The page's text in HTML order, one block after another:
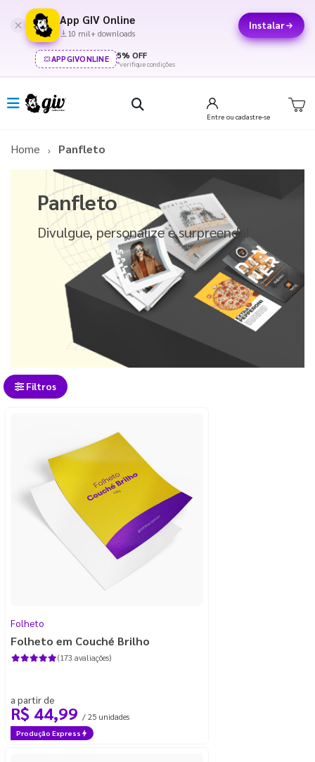
App GIV Online
10 mil+ downloads
Instalar
APPGIVONLINE 5% OFF
*verifique condições
Entre ou cadastre-se
Home Panfleto
Panfleto
Divulgue, personalize e surpreenda!
Filtros
Folheto
Folheto em Couché Brilho
(173 avaliações)
a partir de
R$ 44,99 / 25 unidades
Produção Express